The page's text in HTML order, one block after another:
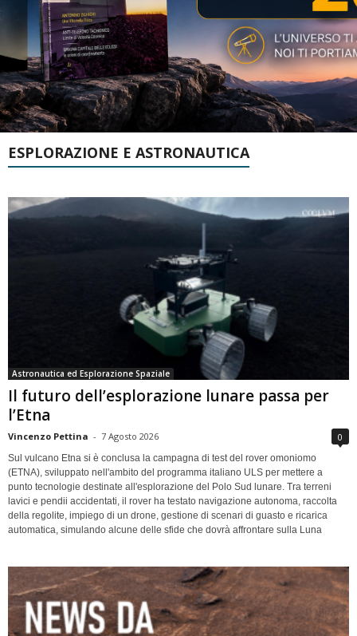
ESPLORAZIONE E ASTRONAUTICA
Astronautica ed Esplorazione Spaziale
Il futuro dell’esplorazione lunare passa per
l’Etna
Vincenzo Pettina - 7 Agosto 2026 0
Sul vulcano Etna si è conclusa la campagna di test del rover omoniomo
(ETNA), sviluppato nell'ambito del programma italiano ULS per mettere a
punto tecnologie destinate all'esplorazione del Polo Sud lunare. Tra terreni
lavici e pendii accidentati, il rover ha testato navigazione autonoma, raccolta
della regolite, impiego di un drone, gestione di scenari di guasto e ricarica
automatica, simulando alcune delle sfide che dovrà affrontare sulla Luna